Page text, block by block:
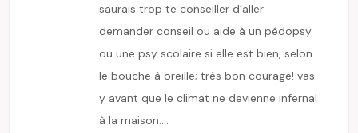
saurais trop te conseiller d’aller
demander conseil ou aide à un pédopsy
ou une psy scolaire si elle est bien, selon
le bouche à oreille; très bon courage! vas
y avant que le climat ne devienne infernal
à la maison….